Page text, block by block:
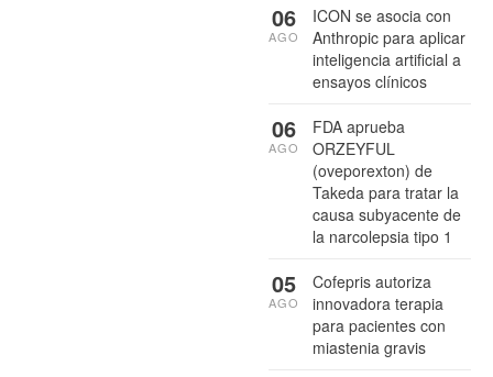
ICON se asocia con
Anthropic para aplicar
inteligencia artificial a
ensayos clínicos
06
AGO
FDA aprueba
ORZEYFUL
(oveporexton) de
Takeda para tratar la
causa subyacente de
la narcolepsia tipo 1
06
AGO
Cofepris autoriza
innovadora terapia
para pacientes con
miastenia gravis
05
AGO